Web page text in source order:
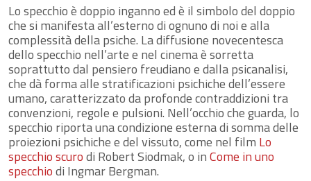
Lo specchio è doppio inganno ed è il simbolo del doppio
che si manifesta all’esterno di ognuno di noi e alla
complessità della psiche. La diffusione novecentesca
dello specchio nell’arte e nel cinema è sorretta
soprattutto dal pensiero freudiano e dalla psicanalisi,
che dà forma alle stratificazioni psichiche dell’essere
umano, caratterizzato da profonde contraddizioni tra
convenzioni, regole e pulsioni. Nell’occhio che guarda, lo
specchio riporta una condizione esterna di somma delle
proiezioni psichiche e del vissuto, come nel film Lo
specchio scurodi Robert Siodmak, o inCome in uno
specchiodi Ingmar Bergman.